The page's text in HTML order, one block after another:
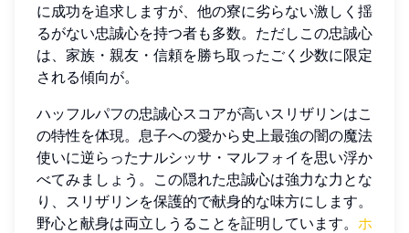
に成功を追求しますが、他の寮に劣らない激しく揺
るがない忠誠心を持つ者も多数。ただしこの忠誠心
は、家族・親友・信頼を勝ち取ったごく少数に限定
される傾向が。
ハッフルパフの忠誠心スコアが高いスリザリンはこ
の特性を体現。息子への愛から史上最強の闇の魔法
使いに逆らったナルシッサ・マルフォイを思い浮か
べてみましょう。この隠れた忠誠心は強力な力とな
り、スリザリンを保護的で献身的な味方にします。
野心と献身は両立しうることを証明しています。 ホ